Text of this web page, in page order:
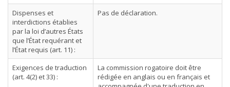
Dispenses et
interdictions établies
par la loi d’autres États
que l’État requérant et
l’État requis (art. 11) :
Pas de déclaration.
Exigences de traduction
(art. 4(2) et 33) :
La commission rogatoire doit être
rédigée en anglais ou en français et